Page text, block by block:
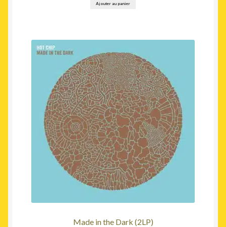
était :
est :
Ajouter au panier
Made in the Dark (2LP)